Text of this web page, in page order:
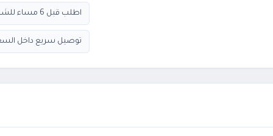
اطلب قبل 6 مساء للشحن السريع
توصيل سريع داخل